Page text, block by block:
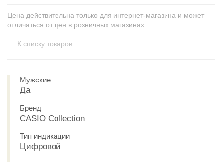
Цена действительна только для интернет-магазина и может
отличаться от цен в розничных магазинах.
К списку товаров
Мужские
Да
Бренд
CASIO Collection
Тип индикации
Цифровой